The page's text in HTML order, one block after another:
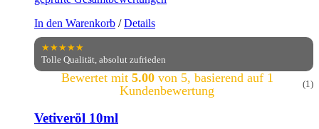
In den Warenkorb / Details
★★★★★
Tolle Qualität, absolut zufrieden
Bewertet mit 5.00von 5, basierend auf 1
Kundenbewertung
(1)
Vetiveröl 10ml